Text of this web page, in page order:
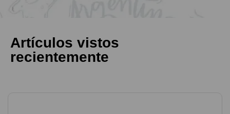
Artículos vistos
recientemente